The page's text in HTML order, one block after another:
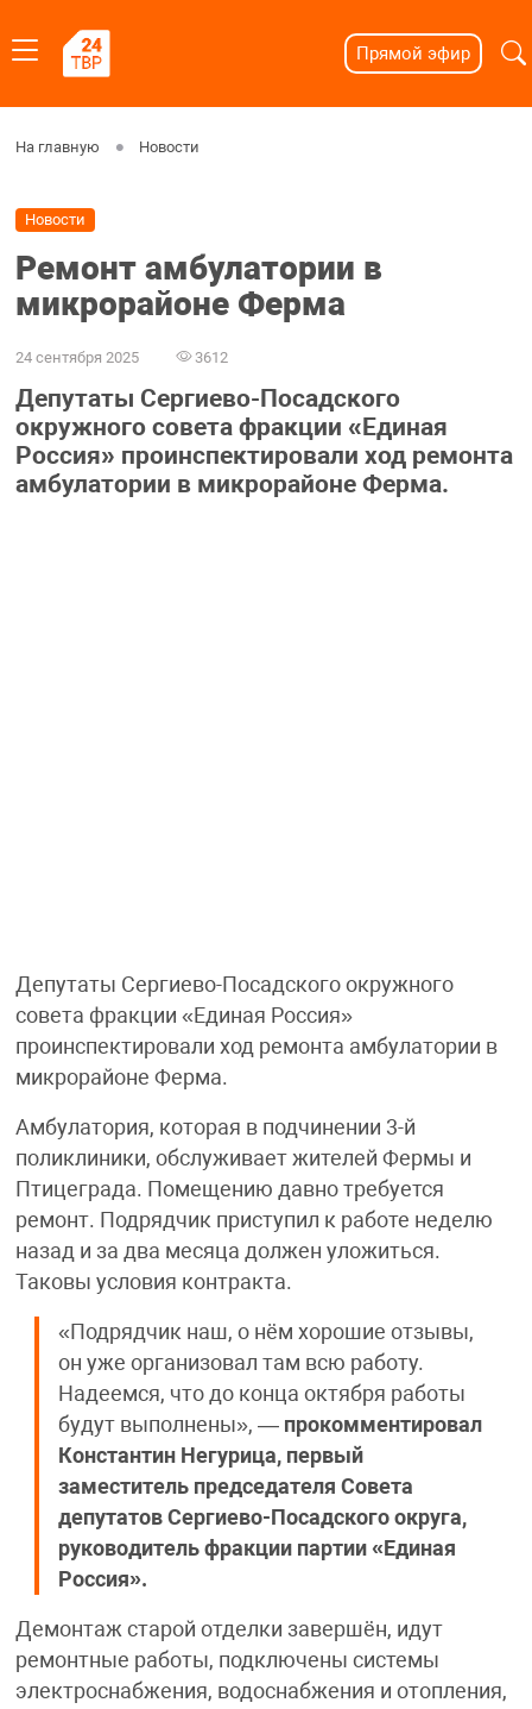
Прямой эфир
На главную Новости
Новости
Ремонт амбулатории в
микрорайоне Ферма
24 сентября 2025 3612
Депутаты Сергиево-Посадского
окружного совета фракции «Единая
Россия» проинспектировали ход ремонта
амбулатории в микрорайоне Ферма.
Депутаты Сергиево-Посадского окружного
совета фракции «Единая Россия»
проинспектировали ход ремонта амбулатории в
микрорайоне Ферма.
Амбулатория, которая в подчинении 3-й
поликлиники, обслуживает жителей Фермы и
Птицеграда. Помещению давно требуется
ремонт. Подрядчик приступил к работе неделю
назад и за два месяца должен уложиться.
Таковы условия контракта.
«Подрядчик наш, о нём хорошие отзывы,
он уже организовал там всю работу.
Надеемся, что до конца октября работы
будут выполнены», — прокомментировал
Константин Негурица, первый
заместитель председателя Совета
депутатов Сергиево-Посадского округа,
руководитель фракции партии «Единая
Россия».
Демонтаж старой отделки завершён, идут
ремонтные работы, подключены системы
электроснабжения, водоснабжения и отопления,